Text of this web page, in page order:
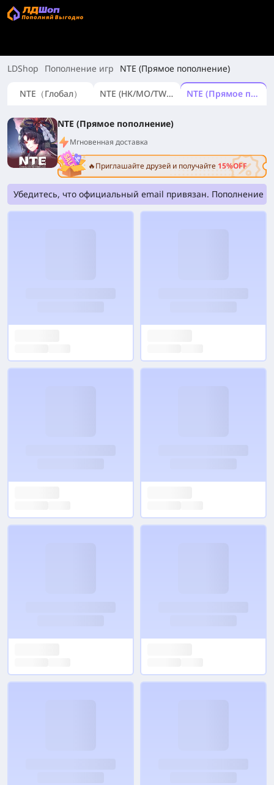
LDShop Пополнение игр NTE (Прямое пополнение)
NTE（Глобал） NTE (HK/MO/TW версия) NTE (Прямое пополнение)
NTE (Прямое пополнение)
Мгновенная доставка
🔥Приглашайте друзей и получайте 15%OFF
Убедитесь, что официальный email привязан. Пополнение